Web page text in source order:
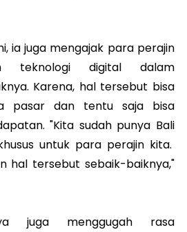
ia juga mengajak para perajin
teknologi digital dalam
Karena, hal tersebut bisa
pasar dan tentu saja bisa
"Kita sudah punya Bali
untuk para perajin kita.
hal tersebut sebaik-baiknya,"
juga menggugah rasa